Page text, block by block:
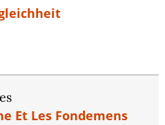
Et Les Fondemens